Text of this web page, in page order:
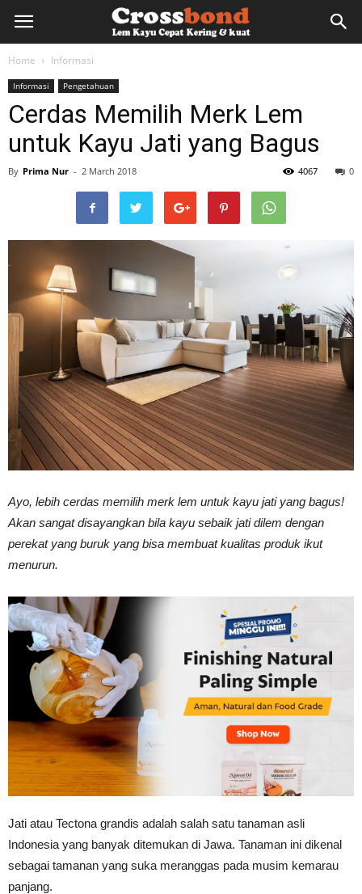
lemkayu.net
Kertas,
Vinyl
Kering,
Kuat
Tahan
Home Informasi
Informasi Pengetahuan
Cerdas Memilih Merk Lem
untuk Kayu Jati yang Bagus
By Prima Nur - 2 March 2018 0
4067
Ayo, lebih cerdas memilih merk lem untuk kayu jati yang bagus!
Akan sangat disayangkan bila kayu sebaik jati dilem dengan
perekat yang buruk yang bisa membuat kualitas produk ikut
menurun.
Jati atau Tectona grandis adalah salah satu tanaman asli
Indonesia yang banyak ditemukan di Jawa. Tanaman ini dikenal
sebagai tamanan yang suka meranggas pada musim kemarau
panjang.